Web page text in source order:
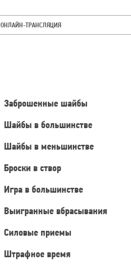
ОНЛАЙН-ТРАНСЛЯЦИЯ
Заброшенные шайбы
Шайбы в большинстве
Шайбы в меньшинстве
Броски в створ
Игра в большинстве
Выигранные вбрасывания
Силовые приемы
Штрафное время